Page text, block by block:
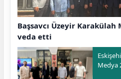
Başsavcı Üzeyir Karakülah
veda etti
Medya